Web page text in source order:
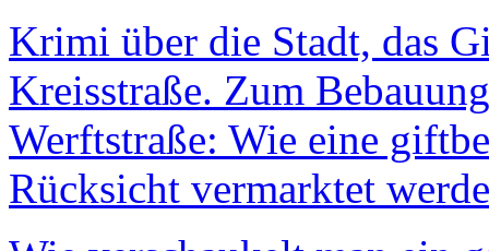
Krimi über die Stadt, das
Kreisstraße. Zum
Werftstraße: Wie eine
Rücksicht vermarktet